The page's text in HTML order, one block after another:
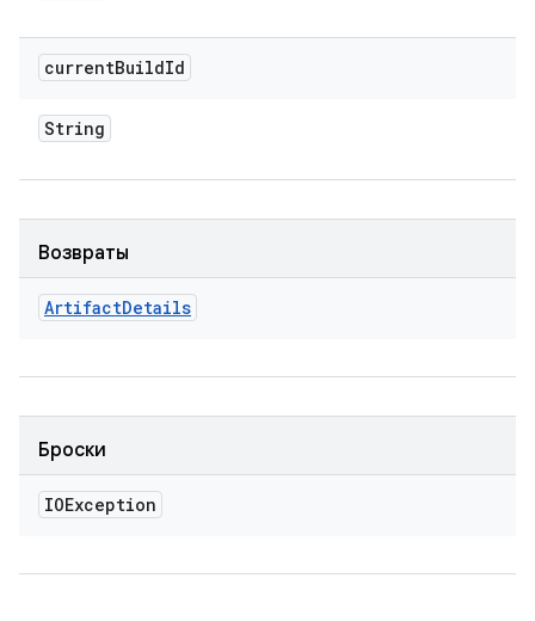
currentBuildId
String
Возвраты
ArtifactDetails
Броски
IOException